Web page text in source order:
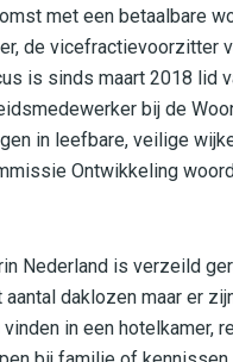
met een betaalbare
de vicefractievoorzitter
is sinds maart 2018 lid
bij de
in leefbare, veilige
Ontwikkeling
Nederland is verzeild
aantal daklozen maar er
in een hotelkamer,